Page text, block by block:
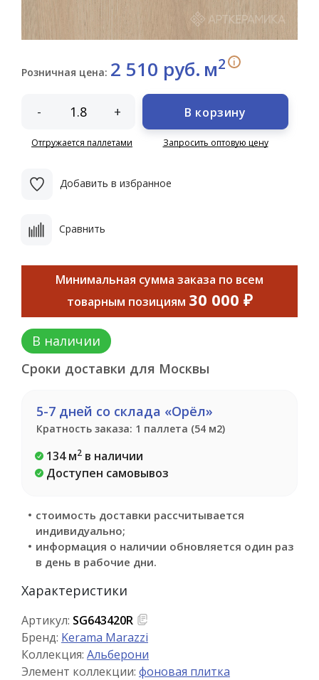
Розничная цена: 2 510 руб. м2 i
- +
Отгружается паллетами
В корзину
Запросить оптовую цену
Добавить в избранное
Сравнить
Минимальная сумма заказа по всем
товарным позициям 30 000 ₽
В наличии
Сроки доставки для Москвы
5-7 дней со склада «Орёл»
Кратность заказа: 1 паллета (54 м2)
134 м2 в наличии
Доступен самовывоз
стоимость доставки рассчитывается
индивидуально;
информация о наличии обновляется один раз
в день в рабочие дни.
Характеристики
Артикул: SG643420R
Бренд: Kerama Marazzi
Коллекция: Альберони
Элемент коллекции: фоновая плитка